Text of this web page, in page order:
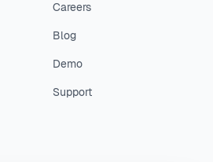
Careers
Blog
Demo
Support